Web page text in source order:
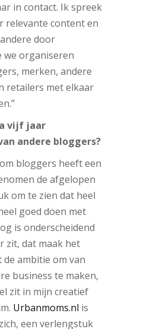
in contact. Ik spreek
relevante content en
door
we organiseren
merken, andere
retailers met elkaar
vijf jaar
andere bloggers?
bloggers heeft een
de afgelopen
om te zien dat heel
goed doen met
is onderscheidend
zit, dat maak het
ambitie om van
business te maken,
zit in mijn creatief
Urbanmoms.nl is
een verlengstuk